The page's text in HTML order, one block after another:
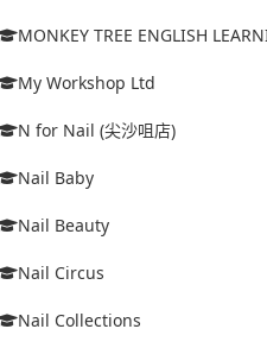
MONKEY TREE ENGLISH
My Workshop Ltd
N for Nail (尖沙咀店)
Nail Baby
Nail Beauty
Nail Circus
Nail Collections